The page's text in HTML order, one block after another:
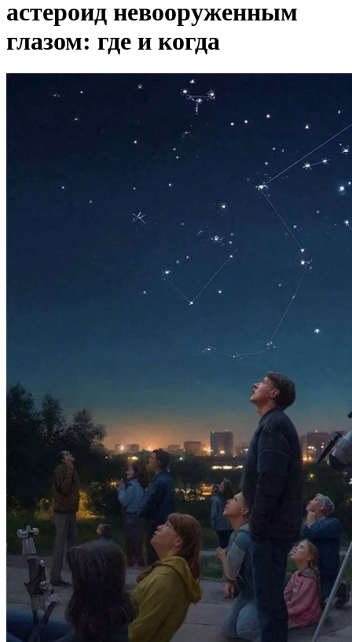
астероид невооруженным
глазом: где и когда